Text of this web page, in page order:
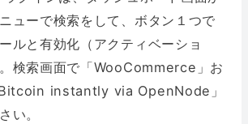
ューで検索をして、ボタン１つで
ルと有効化（アクティベーショ
検索画面で「WooCommerce」お
instantly via OpenNode」
い。